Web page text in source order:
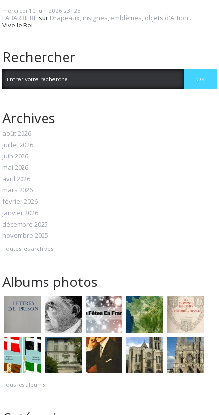
mercredi 10 juin 2026 23h25
LABARRIERE sur Drapeaux, insignes, emblèmes, objets d'Action...
Vive le Roi
Rechercher
Archives
août 2026
juillet 2026
juin 2026
mai 2026
avril 2026
mars 2026
février 2026
janvier 2026
décembre 2025
novembre 2025
Toutes les archives
Albums photos
Tous les albums